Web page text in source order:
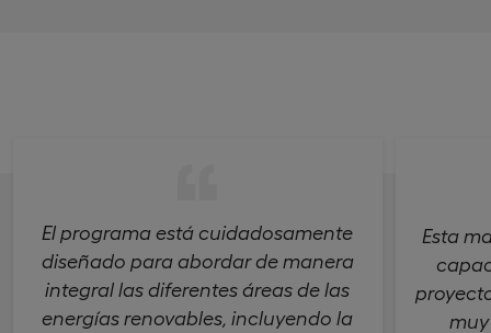
El programa está cuidadosamente
diseñado para abordar de manera
integral las diferentes áreas de las
energías renovables, incluyendo la
Esta